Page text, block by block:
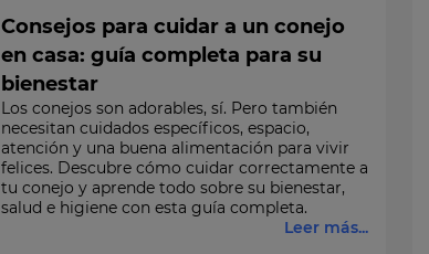
Consejos para cuidar a un conejo
en casa: guía completa para su
bienestar
Los conejos son adorables, sí. Pero también
necesitan cuidados específicos, espacio,
atención y una buena alimentación para vivir
felices. Descubre cómo cuidar correctamente a
tu conejo y aprende todo sobre su bienestar,
salud e higiene con esta guía completa.
Leer más...